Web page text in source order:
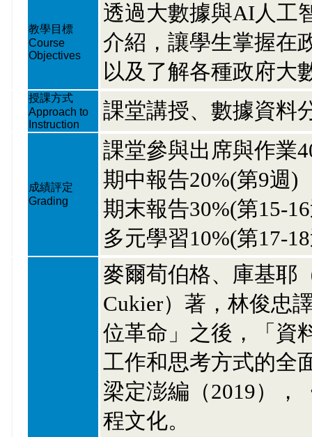
教學目標
Course
Objectives
透過大數據與AI人工
介紹，讓學生掌握在
以及了解各種政府大
授課方式
Approach to
Instruction
課堂講授、數據資料
成績評定
Grading
課堂參與出席與作業
期中報告20%(第9週)
期末報告30%(第15-
多元學習10%(第17-
麥爾荀伯格、庫基耶
Cukier）著，林俊忠
位革命」之後，「資
工作和思考方式的全
梁定澎編（2019），
程文化。